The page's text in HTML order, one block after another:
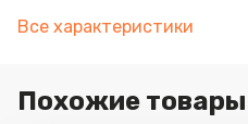
Все характеристики
Похожие товары